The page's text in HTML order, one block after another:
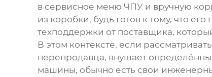
в сервисное меню ЧПУ и вручную
из коробки, будь готов к тому, что
техподдержки от поставщика,
В этом контексте, если рассматривать
перепродавца, внушает
машины, обычно есть свои